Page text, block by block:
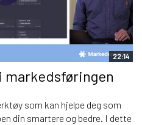
22:14
markedsføringen
som kan hjelpe deg som
din smartere og bedre. I dette